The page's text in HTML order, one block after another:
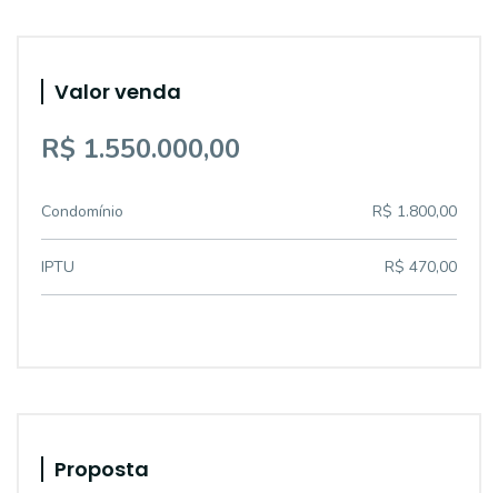
Valor venda
R$ 1.550.000,00
Condomínio R$ 1.800,00
IPTU R$ 470,00
Proposta